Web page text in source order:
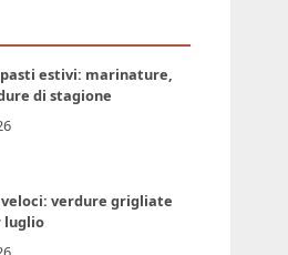
estivi: marinature,
di stagione
verdure grigliate
luglio